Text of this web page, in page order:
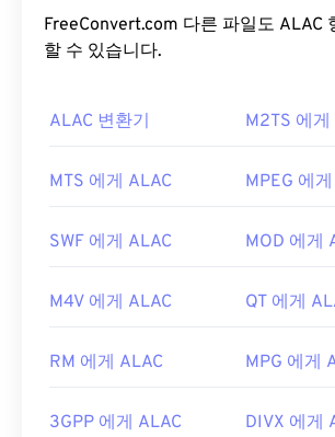
Scramble System)암호화와 같은 복
적용됩니다.
VOB 파일을 어떻게 여나
열립니다. Cyberlink PowerDVD는 노
어입니다. DVD 파일은 일반적으로 암
므로, 재생하려면 플레이어에 CSS 복
열립니다.VLC 미디어 플레이어 도 암
양한 플랫폼에서 작동합니다.
FreeConvert.com 다른 파일도 ALAC 형식으로 변환
할 수 있습니다.
ALAC 변환기 M2TS 에게
MTS 에게 ALAC MPEG 에
SWF 에게 ALAC MOD 에게
M4V 에게 ALAC QT 에게
RM 에게 ALAC MPG 에게
3GPP 에게 ALAC DIVX 에게